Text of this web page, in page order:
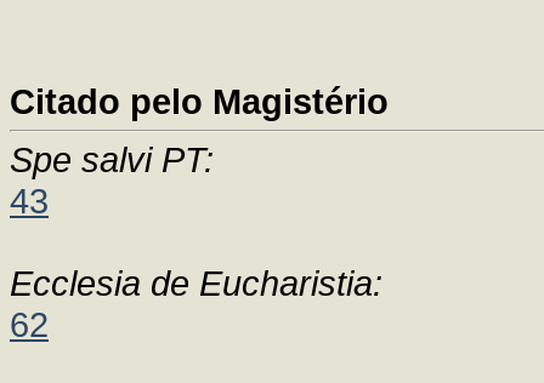
Citado pelo Magistério
Spe salvi PT:
43
Ecclesia de Eucharistia:
62